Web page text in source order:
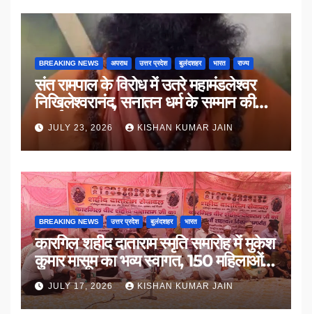
BREAKING NEWS अपराध उत्तर प्रदेश बुलंदशहर भारत राज्य
संत रामपाल के विरोध में उतरे महामंडलेश्वर
निखिलेश्वरानंद, सनातन धर्म के सम्मान की
उठाई मांग
JULY 23, 2026 KISHAN KUMAR JAIN
BREAKING NEWS उत्तर प्रदेश बुलंदशहर भारत
कारगिल शहीद दाताराम स्मृति समारोह में मुकेश
कुमार मासूम का भव्य स्वागत, 150 महिलाओं
का सम्मान
JULY 17, 2026 KISHAN KUMAR JAIN